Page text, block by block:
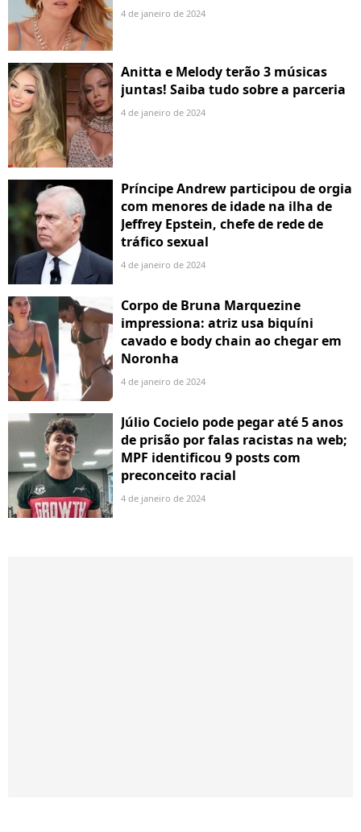
4 de janeiro de 2024
Anitta e Melody terão 3 músicas
juntas! Saiba tudo sobre a parceria
4 de janeiro de 2024
Príncipe Andrew participou de orgia
com menores de idade na ilha de
Jeffrey Epstein, chefe de rede de
tráfico sexual
4 de janeiro de 2024
Corpo de Bruna Marquezine
impressiona: atriz usa biquíni
cavado e body chain ao chegar em
Noronha
4 de janeiro de 2024
Júlio Cocielo pode pegar até 5 anos
de prisão por falas racistas na web;
MPF identificou 9 posts com
preconceito racial
4 de janeiro de 2024